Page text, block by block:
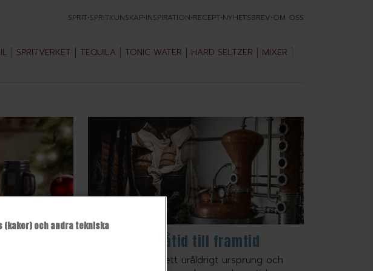
SPRIT•SPRITKUNSKAP•INSPIRATION•RECEPT•NYHETSBREV•OM OSS
SPRITVERKET TEQUILA TONIC WATER HARD SELTZER
MIXER
Rom – från dåtid till framtid
Sockerröret har ett uråldrigt ursprung och
(kakor) och andra tekniska